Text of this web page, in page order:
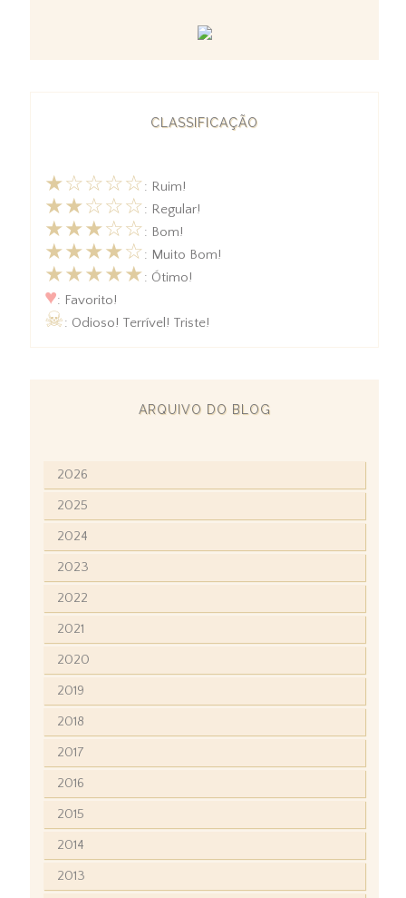
CLASSIFICAÇÃO
★☆☆☆☆: Ruim!
★★☆☆☆: Regular!
★★★☆☆: Bom!
★★★★☆: Muito Bom!
★★★★★: Ótimo!
♥: Favorito!
☠: Odioso! Terrível! Triste!
ARQUIVO DO BLOG
2026
2025
2024
2023
2022
2021
2020
2019
2018
2017
2016
2015
2014
2013